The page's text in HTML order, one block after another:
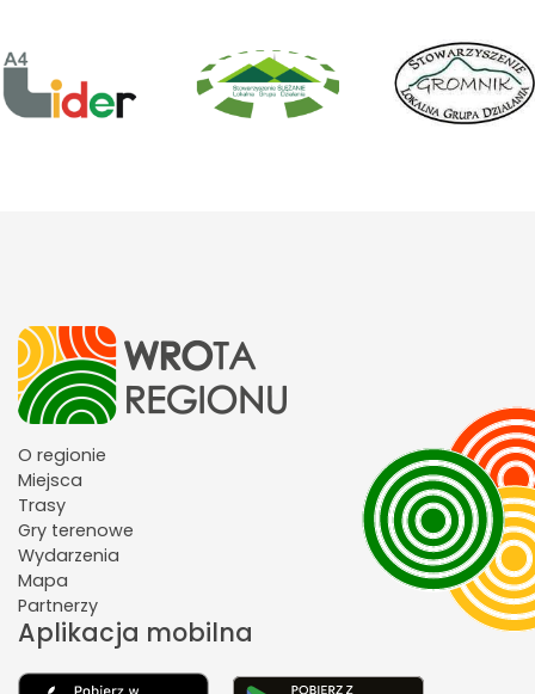
O regionie
Miejsca
Trasy
Gry terenowe
Wydarzenia
Mapa
Partnerzy
Aplikacja mobilna